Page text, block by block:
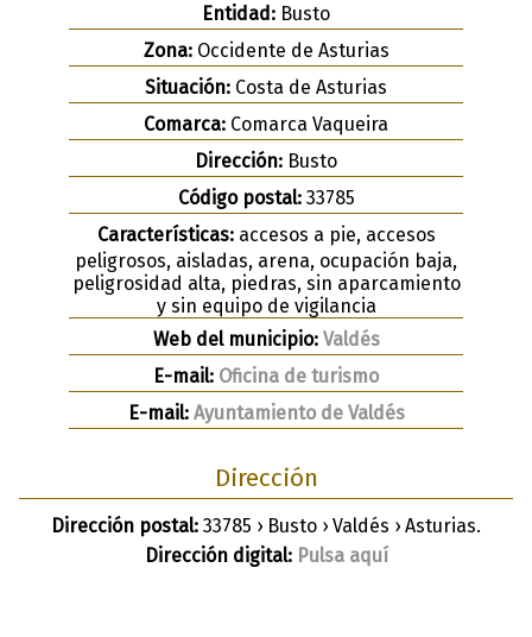
Entidad: Busto
Zona:Occidente de Asturias
Situación: Costa de Asturias
Comarca: Comarca Vaqueira
Dirección: Busto
Código postal:33785
Características:accesos a pie, accesos
peligrosos, aisladas, arena, ocupación baja,
peligrosidad alta, piedras, sin aparcamiento
y sin equipo de vigilancia
Web del municipio: Valdés
E-mail: Oficina de turismo
E-mail: Ayuntamiento de Valdés
Dirección
Dirección postal: 33785 › Busto › Valdés › Asturias.
Dirección digital: Pulsa aquí